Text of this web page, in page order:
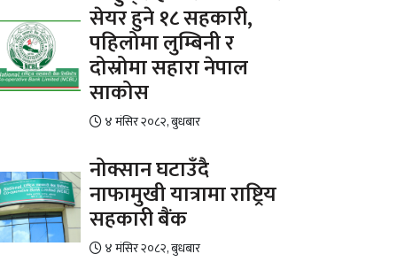
सेयर हुने १८ सहकारी,
पहिलोमा लुम्बिनी र
दोस्रोमा सहारा नेपाल
साकोस
४ मंसिर २०८२, बुधबार
नोक्सान घटाउँदै
नाफामुखी यात्रामा राष्ट्रिय
सहकारी बैंक
४ मंसिर २०८२, बुधबार